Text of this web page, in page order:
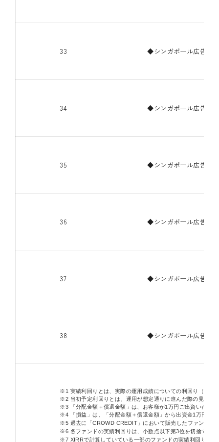
33 ◆シンガポール広告代
34 ◆シンガポール広告代
35 ◆シンガポール広告代
36 ◆シンガポール広告代
37 ◆シンガポール広告代
38 ◆シンガポール広告代
※1 実績利回りとは、実際の運用成績についての利回り（年率
※2 当初予定利回りとは、運用が想定通りに進んだ際の見込み
※3 「分配金額＋償還金額」は、お客様が1万円ご出資いただ
※4 「損益」は、「分配金額＋償還金額」から出資金1万円を
※5 過去に「CROWD CREDIT」において販売したファンドの
※6 各ファンドの実績利回りは、小数点以下第3位を切捨てし
※7 XIRRで計算していている一部のファンドの実績利回りは